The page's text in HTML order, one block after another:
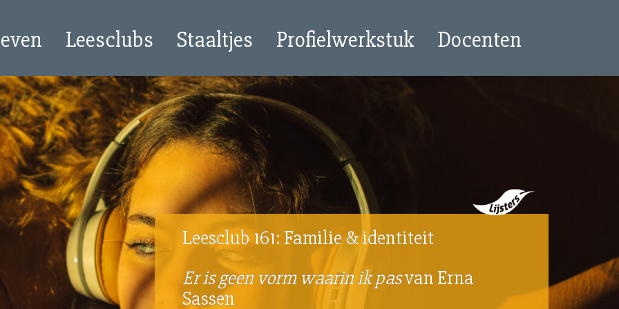
Leesclubs Staaltjes Profielwerkstuk Docenten
Leesclub 161: Familie & identiteit
Er is geen vorm waarin ik pasvan Erna
Sassen